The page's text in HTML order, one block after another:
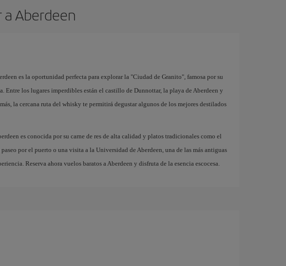
Aberdeen
es la oportunidad perfecta para explorar la "Ciudad de Granito", famosa por su
Entre los lugares imperdibles están el castillo de Dunnottar, la playa de Aberdeen y
la cercana ruta del whisky te permitirá degustar algunos de los mejores destilados
es conocida por su carne de res de alta calidad y platos tradicionales como el
por el puerto o una visita a la Universidad de Aberdeen, una de las más antiguas
Reserva ahora vuelos baratos a Aberdeen y disfruta de la esencia escocesa.